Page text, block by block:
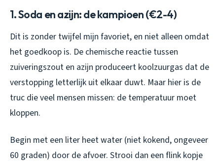
1. Soda en azijn: de kampioen (€2-4)
Dit is zonder twijfel mijn favoriet, en niet alleen omdat
het goedkoop is. De chemische reactie tussen
zuiveringszout en azijn produceert koolzuurgas dat de
verstopping letterlijk uit elkaar duwt. Maar hier is de
truc die veel mensen missen: de temperatuur moet
kloppen.
Begin met een liter heet water (niet kokend, ongeveer
60 graden) door de afvoer. Strooi dan een flink kopje